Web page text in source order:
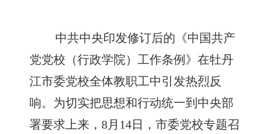
中共中央印发修订后的《中国共产
党党校（行政学院）工作条例》在牡丹
江市委党校全体教职工中引发热烈反
响。为切实把思想和行动统一到中央部
署要求上来，8月14日，市委党校专题召